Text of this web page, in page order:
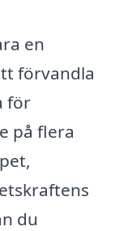
en
förvandla
för
på flera
du